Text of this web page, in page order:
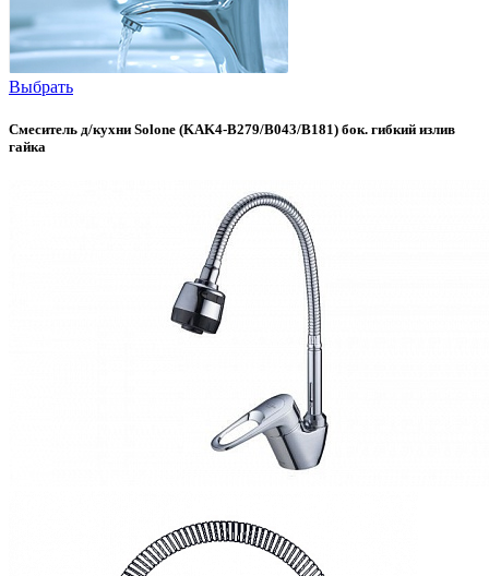
Выбрать
Смеситель д/кухни Solone (KAK4-B279/B043/B181) бок. гибкий излив
гайка